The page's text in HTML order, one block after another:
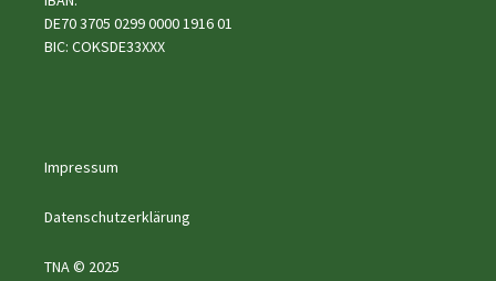
DE70 3705 0299 0000 1916 01
BIC: COKSDE33XXX
Impressum
Datenschutzerklärung
TNA © 2025